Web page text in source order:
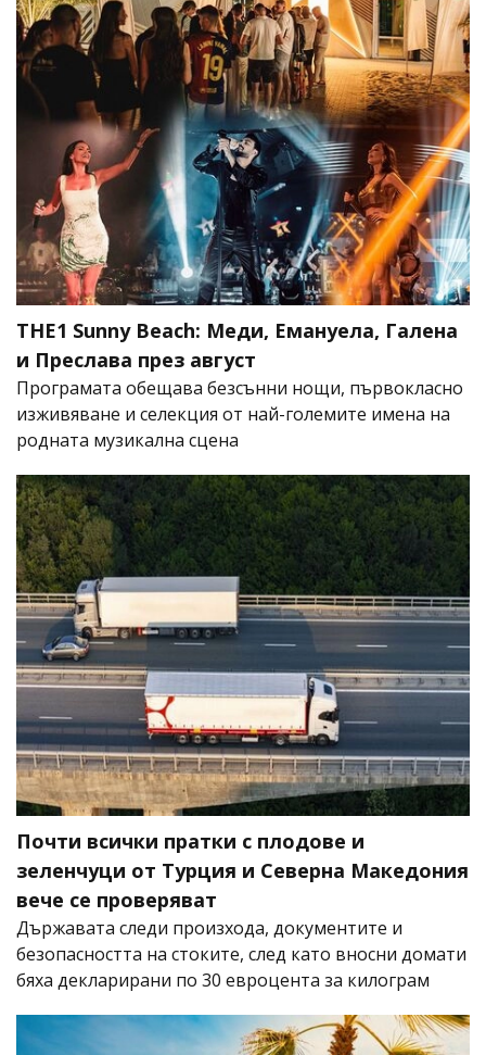
THE1 Sunny Beach: Меди, Емануела, Галена
и Преслава през август
Програмата обещава безсънни нощи, първокласно
изживяване и селекция от най-големите имена на
родната музикална сцена
Почти всички пратки с плодове и
зеленчуци от Турция и Северна Македония
вече се проверяват
Държавата следи произхода, документите и
безопасността на стоките, след като вносни домати
бяха декларирани по 30 евроцента за килограм